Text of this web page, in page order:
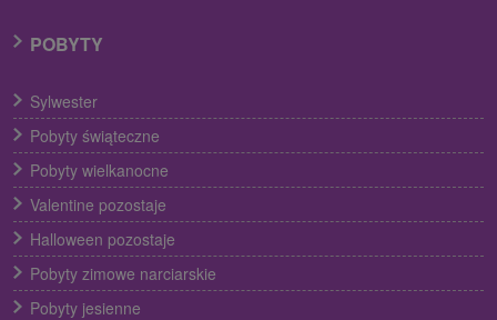
POBYTY
Sylwester
Pobyty świąteczne
Pobyty wielkanocne
Valentine pozostaje
Halloween pozostaje
Pobyty zimowe narciarskie
Pobyty jesienne